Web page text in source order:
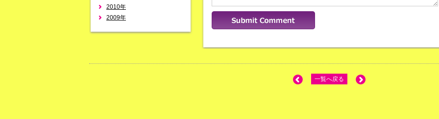
2010年
2009年
一覧へ戻る